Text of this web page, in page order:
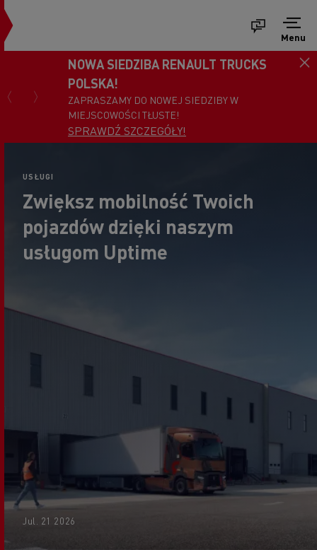
Menu
NOWA SIEDZIBA RENAULT TRUCKS
POLSKA!
ZAPRASZAMY DO NOWEJ SIEDZIBY W
MIEJSCOWOŚCI TŁUSTE!
SPRAWDŹ SZCZEGÓŁY!
USŁUGI
Zwiększ mobilność Twoich
pojazdów dzięki naszym
usługom Uptime
Jul. 21 2026